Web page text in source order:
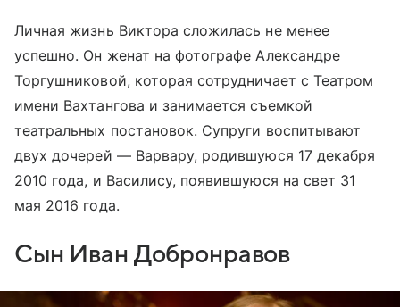
Личная жизнь Виктора сложилась не менее
успешно. Он женат на фотографе Александре
Торгушниковой, которая сотрудничает с Театром
имени Вахтангова и занимается съемкой
театральных постановок. Супруги воспитывают
двух дочерей — Варвару, родившуюся 17 декабря
2010 года, и Василису, появившуюся на свет 31
мая 2016 года.
Сын Иван Добронравов